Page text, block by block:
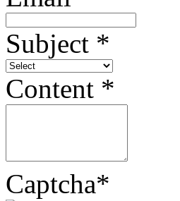
Subject *
Content *
Captcha*